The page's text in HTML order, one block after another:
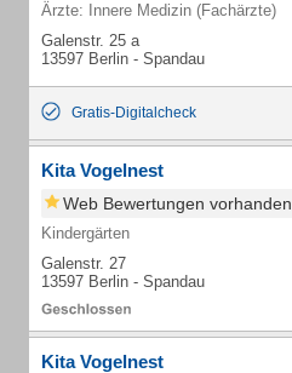
Ärzte: Innere Medizin (Fachärzte)
Galenstr. 25 a
13597 Berlin - Spandau
Gratis-Digitalcheck
Kita Vogelnest
Web Bewertungen vorhanden
Kindergärten
Galenstr. 27
13597 Berlin - Spandau
Kita Vogelnest